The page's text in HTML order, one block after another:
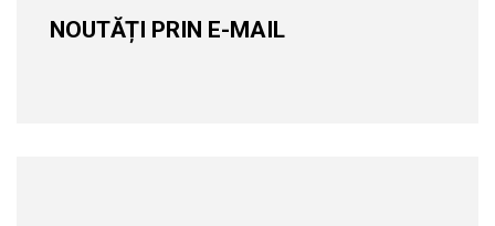
NOUTĂȚI PRIN E-MAIL